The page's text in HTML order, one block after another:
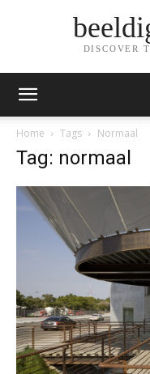
DISCOVER
Home Tags Normaal
Tag: normaal